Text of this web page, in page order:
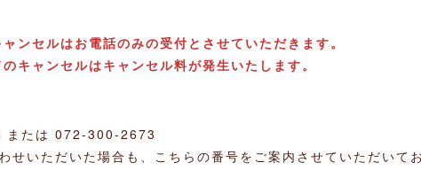
ンセルはお電話のみの受付とさせていただきます。
キャンセルはキャンセル料が発生いたします。
たは 072-300-2673
せいただいた場合も、こちらの番号をご案内させていただいて